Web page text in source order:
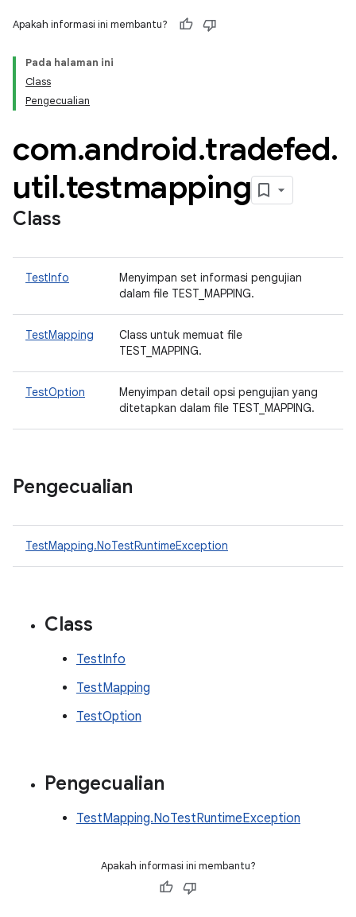
Apakah informasi ini membantu?
Pada halaman ini
Class
Pengecualian
com.android.tradefed.
util.testmapping
Class
TestInfo
Menyimpan set informasi pengujian
dalam file TEST_MAPPING.
TestMapping
Class untuk memuat file
TEST_MAPPING.
TestOption
Menyimpan detail opsi pengujian yang
ditetapkan dalam file TEST_MAPPING.
Pengecualian
TestMapping.NoTestRuntimeException
Class
TestInfo
TestMapping
TestOption
Pengecualian
TestMapping.NoTestRuntimeException
Apakah informasi ini membantu?